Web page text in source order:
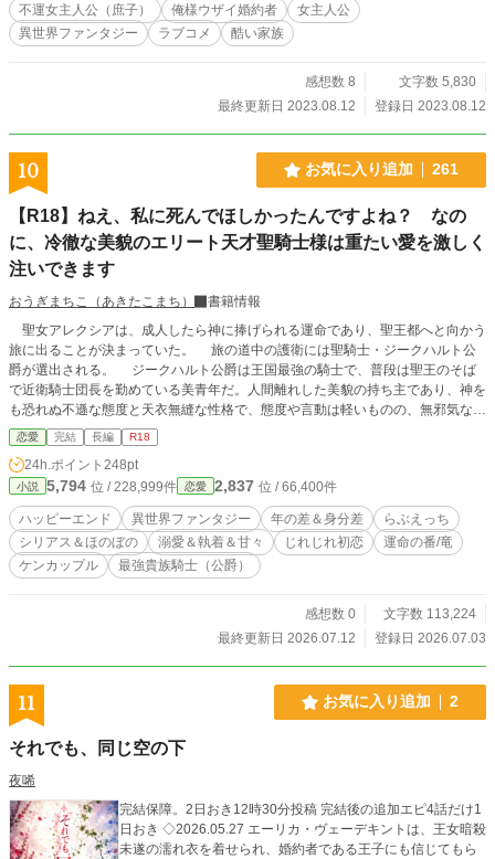
不運女主人公（庶子）
俺様ウザイ婚約者
女主人公
異世界ファンタジー
ラブコメ 酷い家族
感想数 8
文字数 5,830
最終更新日 2023.08.12
登録日 2023.08.12
10 お気に入り追加 261
【R18】ねえ、私に死んでほしかったんですよね？ なの
に、冷徹な美貌のエリート天才聖騎士様は重たい愛を激しく
注いできます
おうぎまちこ（あきたこまち）
書籍情報
聖女アレクシアは、成人したら神に捧げられる運命であり、聖王都へと向かう
旅に出ることが決まっていた。 旅の道中の護衛には聖騎士・ジークハルト公
爵が選出される。 ジークハルト公爵は王国最強の騎士で、普段は聖王のそば
で近衛騎士団長を勤めている美青年だ。人間離れした美貌の持ち主であり、神を
も恐れぬ不遜な態度と天衣無縫な性格で、態度や言動は軽いものの、無邪気な笑
顔で容赦なく敵をなぎ倒す姿から、「氷の聖騎士」「氷の貴公子」との異名を持
つ人物だった。 そうして、聖女アレクシアの成人の誕生日、迎えに来た聖騎
士ジークハルトがこう告げてきた。 ――「聖女を殺すのは、この俺だ」と。
大切な人を失った過去から聖女が犠牲になる世界を憎む聖騎士・ジークハル
ト × 十年前に彼に拾われて神に捧げられて死ぬ運命となった聖女・アレクシ
ア 神殿から聖王都までの旅の道中、孤独を抱えた二人が心を通わせ合ってい
く物語。 ※R18には※、第2話～、2/3はRな気がする。→本編は1/3、後日談は
2/3 ※作者の執筆6周年記念作品。 ※顔は良いけど口が悪い天才聖騎士ヒーロー
たいな話になったかは分からない。 ※聖騎士様が私の純潔を狙ってきます……
とかの方が話は近かったかもしれない…… ※死にたがりの2人になった…… ※
ジークハルトがアレですけど、いちおう童貞と処女。 ※ムーンライトノベルズ
の完結作品。全33話、12万字数程度。
恋愛 完結 長編 R18
24h.ポイント 248pt
小説 5,794 位 / 228,999件 恋愛 2,837 位 / 66,400件
ハッピーエンド 異世界ファンタジー 年の差＆身分差
らぶえっち
シリアス＆ほのぼの
溺愛＆執着＆甘々 じれじれ初恋
運命の番/竜
ケンカップル
最強貴族騎士（公爵）
感想数 0
文字数 113,224
最終更新日 2026.07.12
登録日 2026.07.03
11 お気に入り追加 2
それでも、同じ空の下
夜唏
完結保障。2日おき12時30分投稿 完結後の追加エピ4話だけ1
日おき ◇2026.05.27 エーリカ・ヴェーデキントは、王女暗殺
未遂の濡れ衣を着せられ、婚約者である王子にも信じてもら